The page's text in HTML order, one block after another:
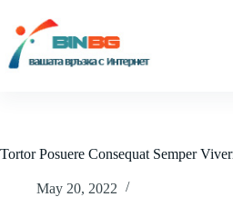
content
Tortor Posuere Consequat Semper
May 20, 2022